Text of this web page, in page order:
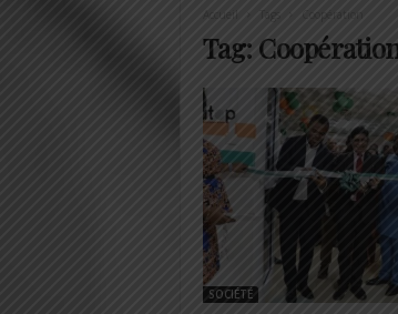
Accueil Tags
Tag:
SOCIÉTÉ